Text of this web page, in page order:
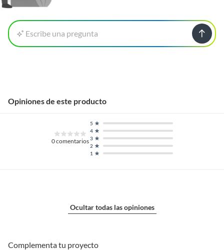
Escribe una pregunta
Opiniones de este producto
0comentarios
1
2
3
4
5
Ocultar todas las opiniones
Complementa tu proyecto